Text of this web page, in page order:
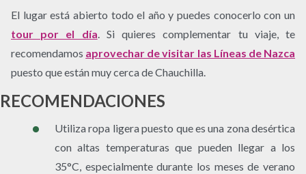
El lugar está abierto todo el año y puedes conocerlo con un
tour por el día. Si quieres complementar tu viaje, te
recomendamos aprovechar de visitar las Líneas de Nazca
puesto que están muy cerca de Chauchilla.
RECOMENDACIONES
Utiliza ropa ligera puesto que es una zona desértica
con altas temperaturas que pueden llegar a los
35°C, especialmente durante los meses de verano